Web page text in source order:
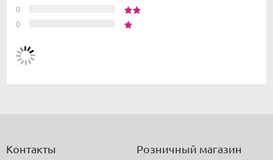
0
0
Контакты Розничный магазин